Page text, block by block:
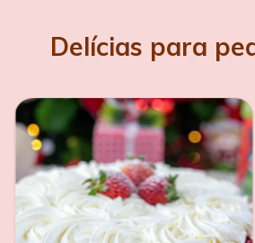
Delícias para